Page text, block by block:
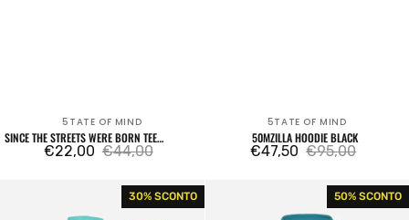
Venditore:
5TATE OF MIND
SINCE THE STREETS WERE BORN TEE
MILITARY GREEN
Prezzo
€22,00
Prezzo
regolare
€44,00
Venditore:
5TATE OF MIND
50MZILLA HOODIE BLACK
Prezzo
€47,50
Prezzo
regolare
€95,00
30% SCONTO Since
The
50% SCONTO